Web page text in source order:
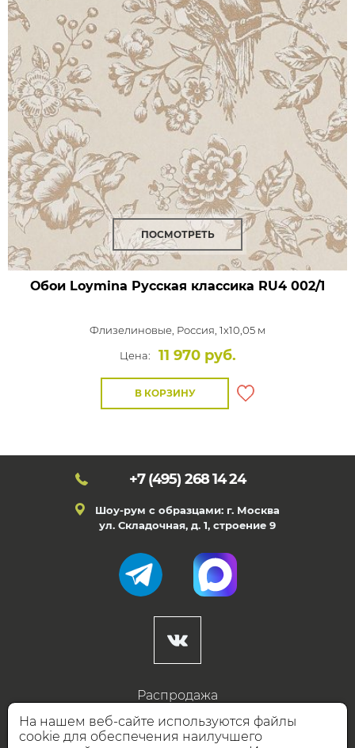
ПОСМОТРЕТЬ
Обои Loymina Русская классика RU4 002/1
Флизелиновые, Россия, 1x10,05 м
Цена:
11 970 руб.
В КОРЗИНУ
+7 (495) 268 14 24
Шоу-рум с образцами: г. Москва
ул. Складочная, д. 1, строение 9
Распродажа
Готовые дизайны
Дизайнерам
На нашем веб-сайте используются файлы
cookie для обеспечения наилучшего